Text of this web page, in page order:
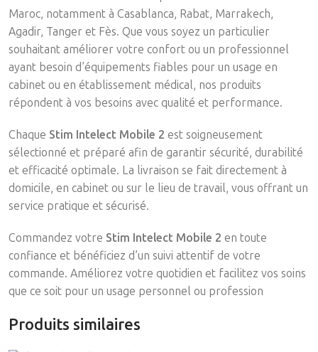
Maroc, notamment à Casablanca, Rabat, Marrakech,
Agadir, Tanger et Fès. Que vous soyez un particulier
souhaitant améliorer votre confort ou un professionnel
ayant besoin d’équipements fiables pour un usage en
cabinet ou en établissement médical, nos produits
répondent à vos besoins avec qualité et performance.
Chaque Stim Intelect Mobile 2 est soigneusement
sélectionné et préparé afin de garantir sécurité, durabilité
et efficacité optimale. La livraison se fait directement à
domicile, en cabinet ou sur le lieu de travail, vous offrant un
service pratique et sécurisé.
Commandez votre Stim Intelect Mobile 2 en toute
confiance et bénéficiez d’un suivi attentif de votre
commande. Améliorez votre quotidien et facilitez vos soins
que ce soit pour un usage personnel ou profession
Produits similaires